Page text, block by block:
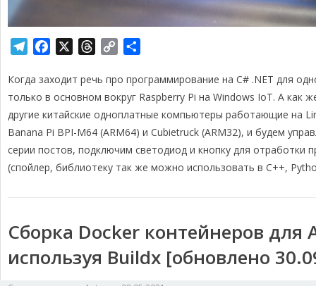
l
e
g
r
a
m
c
e
b
o
o
k
r
e
a
d
s
p
y
L
i
n
k
п
р
а
в
и
т
Когда заходит речь про программирование на C# .NET для
только в основном вокруг Raspberry Pi на Windows IoT. А как
другие китайские одноплатные компьютеры работающие на
Banana Pi BPI-M64 (ARM64) и Cubietruck (ARM32), и будем
серии постов, подключим светодиод и кнопку для отработки
(спойлер, библиотеку так же можно использовать в C++,
Сборка Docker контейнеров для
используя Buildx [обновлено